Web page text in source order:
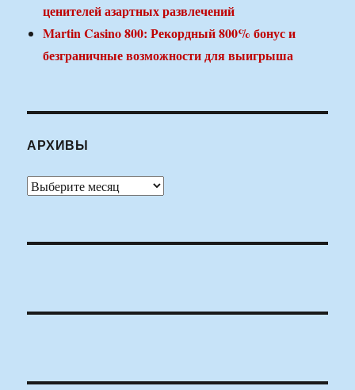
ценителей азартных развлечений
Martin Casino 800: Рекордный 800% бонус и
безграничные возможности для выигрыша
АРХИВЫ
Архивы